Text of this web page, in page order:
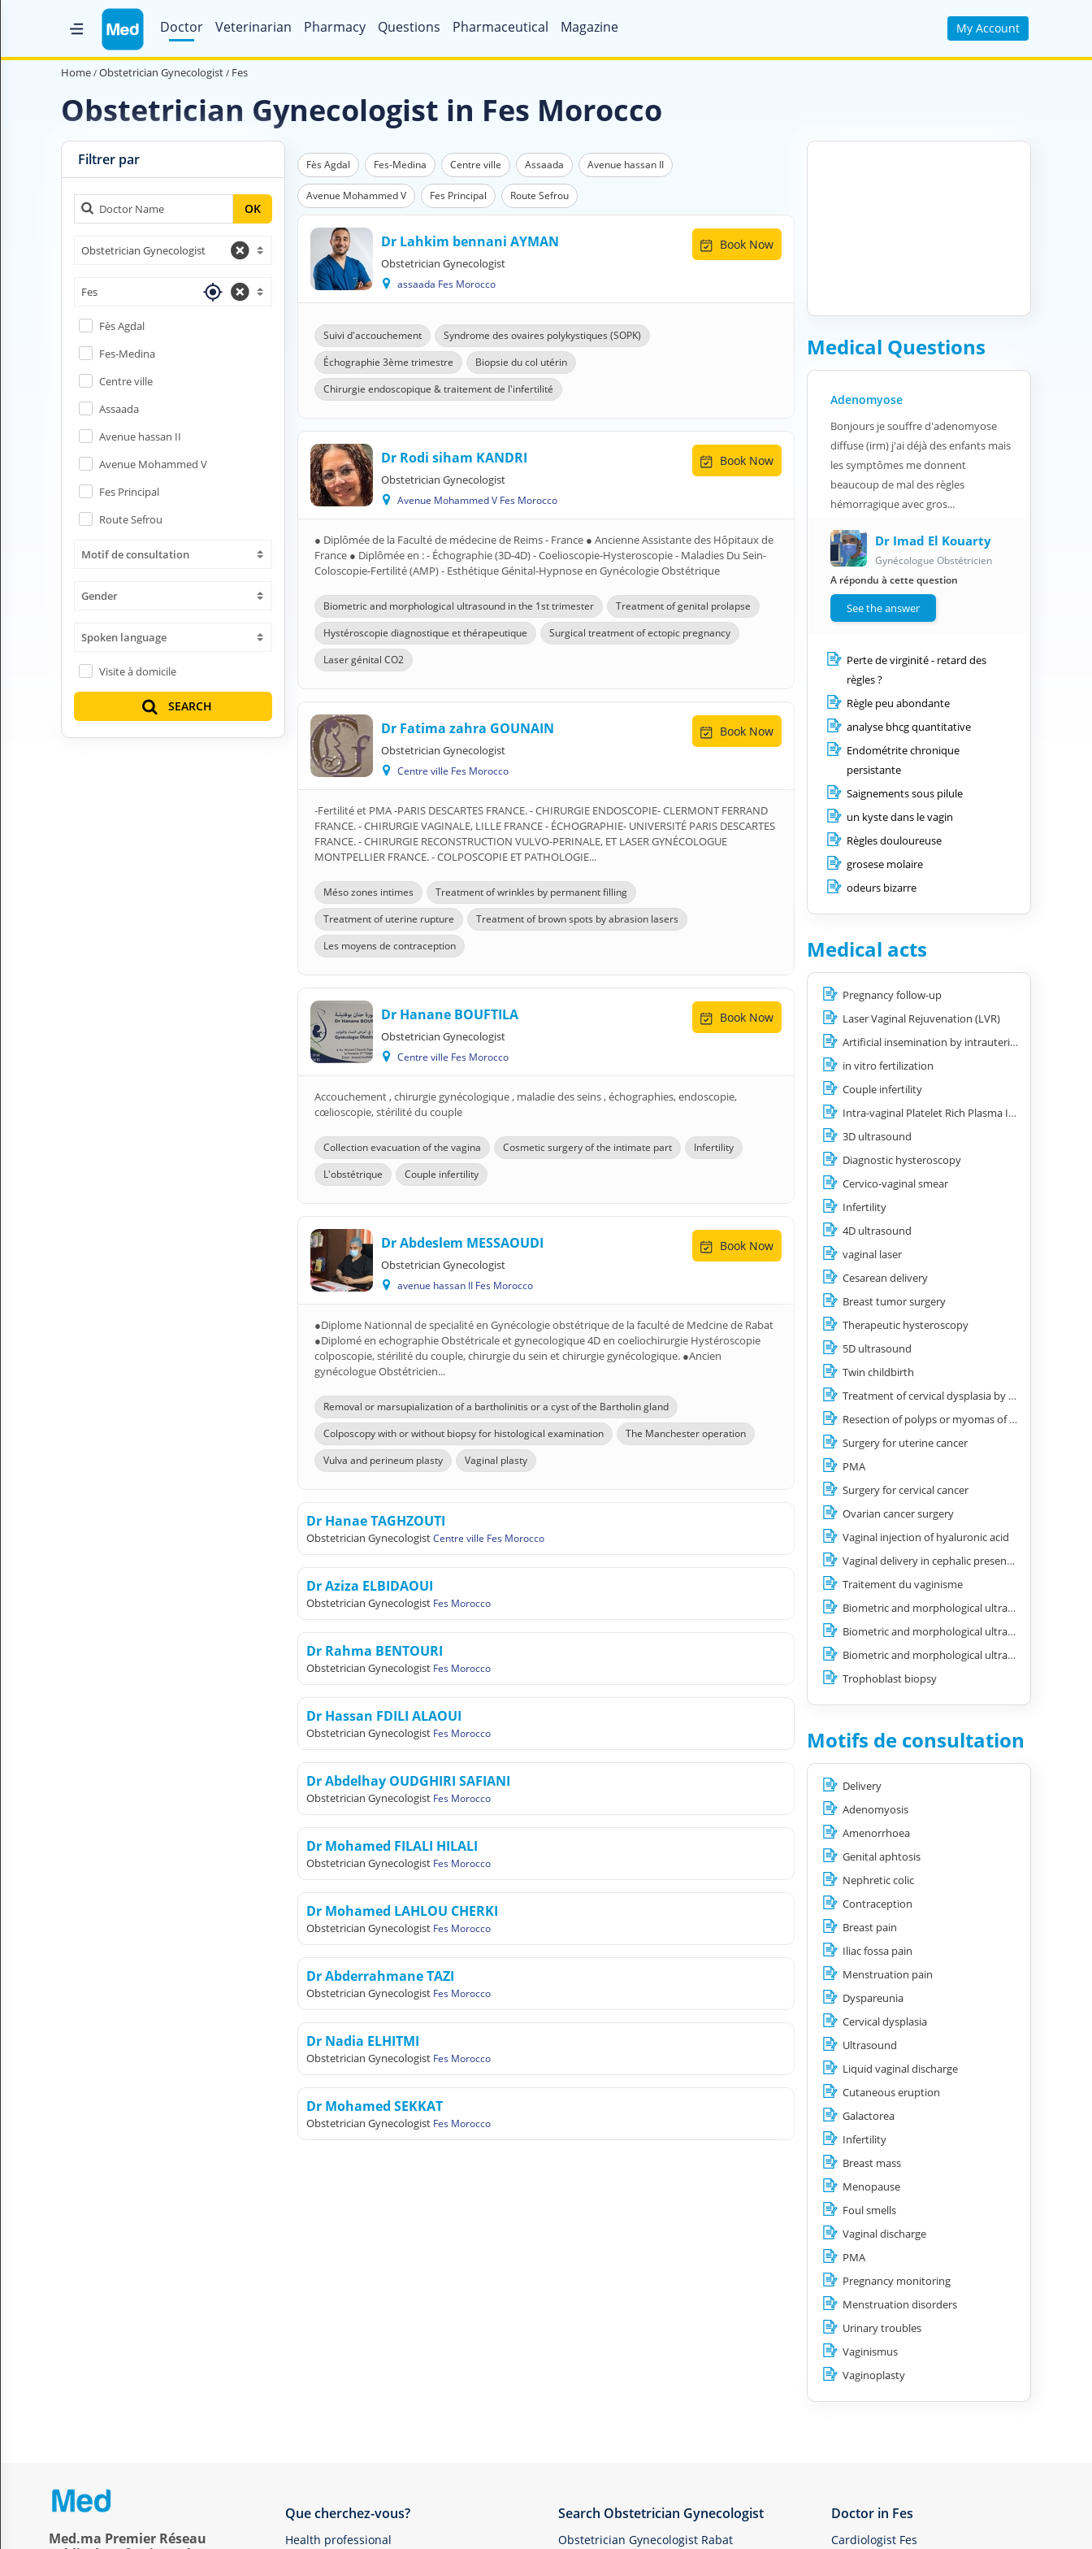
Doctor Veterinarian Pharmacy Questions Pharmaceutical Magazine
My Account
Home
Medical Magazine
Contact us
Health professional
Pharmacy
Pharmaceutical
Medical questions
Veterinarian
Home Obstetrician Gynecologist Fes
Obstetrician Gynecologist in Fes Morocco
Filtrer par
OK
Obstetrician Gynecologist
Fes
Fès Agdal
Fes-Medina
Centre ville
Assaada
Avenue hassan II
Avenue Mohammed V
Fes Principal
Route Sefrou
Motif de consultation
Gender
Spoken language
Visite à domicile
SEARCH
Fès Agdal Fes-Medina Centre ville Assaada Avenue hassan II
Avenue Mohammed V Fes Principal Route Sefrou
Dr Lahkim bennani AYMAN
Obstetrician Gynecologist
assaada Fes Morocco
Book Now
Suivi d'accouchement
Syndrome des ovaires polykystiques (SOPK)
Échographie 3ème trimestre
Biopsie du col utérin
Chirurgie endoscopique & traitement de l'infertilité
Dr Rodi siham KANDRI
Obstetrician Gynecologist
Avenue Mohammed V Fes Morocco
Book Now
● Diplômée de la Faculté de médecine de Reims - France ● Ancienne Assistante des Hôpitaux de
France ● Diplômée en : - Échographie (3D-4D) - Coelioscopie-Hysteroscopie - Maladies Du Sein-
Coloscopie-Fertilité (AMP) - Esthétique Génital-Hypnose en Gynécologie Obstétrique
Biometric and morphological ultrasound in the 1st trimester
Treatment of genital prolapse
Hystéroscopie diagnostique et thérapeutique
Surgical treatment of ectopic pregnancy
Laser génital CO2
Dr Fatima zahra GOUNAIN
Obstetrician Gynecologist
Centre ville Fes Morocco
Book Now
-Fertilité et PMA -PARIS DESCARTES FRANCE. - CHIRURGIE ENDOSCOPIE- CLERMONT FERRAND
FRANCE. - CHIRURGIE VAGINALE, LILLE FRANCE - ÉCHOGRAPHIE- UNIVERSITÉ PARIS DESCARTES
FRANCE. - CHIRURGIE RECONSTRUCTION VULVO-PERINALE, ET LASER GYNÉCOLOGUE
MONTPELLIER FRANCE. - COLPOSCOPIE ET PATHOLOGIE...
Méso zones intimes
Treatment of wrinkles by permanent filling
Treatment of uterine rupture
Treatment of brown spots by abrasion lasers
Les moyens de contraception
Dr Hanane BOUFTILA
Obstetrician Gynecologist
Centre ville Fes Morocco
Book Now
Accouchement , chirurgie gynécologique , maladie des seins , échographies, endoscopie,
cœlioscopie, stérilité du couple
Collection evacuation of the vagina Cosmetic surgery of the intimate part
Infertility
L'obstétrique
Couple infertility
Dr Abdeslem MESSAOUDI
Obstetrician Gynecologist
avenue hassan II Fes Morocco
Book Now
●Diplome Nationnal de specialité en Gynécologie obstétrique de la faculté de Medcine de Rabat
●Diplomé en echographie Obstétricale et gynecologique 4D en coeliochirurgie Hystéroscopie
colposcopie, stérilité du couple, chirurgie du sein et chirurgie gynécologique. ●Ancien
gynécologue Obstétricien...
Removal or marsupialization of a bartholinitis or a cyst of the Bartholin gland
Colposcopy with or without biopsy for histological examination
The Manchester operation
Vulva and perineum plasty
Vaginal plasty
Dr Hanae TAGHZOUTI
Obstetrician GynecologistCentre ville Fes Morocco
Dr Aziza ELBIDAOUI
Obstetrician Gynecologist Fes Morocco
Dr Rahma BENTOURI
Obstetrician Gynecologist Fes Morocco
Dr Hassan FDILI ALAOUI
Obstetrician Gynecologist Fes Morocco
Dr Abdelhay OUDGHIRI SAFIANI
Obstetrician Gynecologist Fes Morocco
Dr Mohamed FILALI HILALI
Obstetrician Gynecologist Fes Morocco
Dr Mohamed LAHLOU CHERKI
Obstetrician Gynecologist Fes Morocco
Dr Abderrahmane TAZI
Obstetrician Gynecologist Fes Morocco
Dr Nadia ELHITMI
Obstetrician Gynecologist Fes Morocco
Dr Mohamed SEKKAT
Obstetrician Gynecologist Fes Morocco
Medical Questions
Adenomyose
Bonjours je souffre d'adenomyose
diffuse (irm) j'ai déjà des enfants mais
les symptômes me donnent
beaucoup de mal des règles
hémorragique avec gros...
Dr Imad El Kouarty
Gynécologue Obstétricien
A répondu à cette question
See the answer
Perte de virginité - retard des
règles ?
Règle peu abondante
analyse bhcg quantitative
Endométrite chronique
persistante
Saignements sous pilule
un kyste dans le vagin
Règles douloureuse
grosese molaire
odeurs bizarre
Medical acts
Pregnancy follow-up
Laser Vaginal Rejuvenation (LVR)
Artificial insemination by intrauterine or intra-cervical route
in vitro fertilization
Couple infertility
Intra-vaginal Platelet Rich Plasma Injection
3D ultrasound
Diagnostic hysteroscopy
Cervico-vaginal smear
Infertility
4D ultrasound
vaginal laser
Cesarean delivery
Breast tumor surgery
Therapeutic hysteroscopy
5D ultrasound
Twin childbirth
Treatment of cervical dysplasia by simple laser vaporization or electrocoagulation
Resection of polyps or myomas of the uterus
Surgery for uterine cancer
PMA
Surgery for cervical cancer
Ovarian cancer surgery
Vaginal injection of hyaluronic acid
Vaginal delivery in cephalic presentation
Traitement du vaginisme
Biometric and morphological ultrasound in the 1st trimester
Biometric and morphological ultrasound in the 2nd trimester
Biometric and morphological ultrasound in the 3rd trimester
Trophoblast biopsy
Motifs de consultation
Delivery
Adenomyosis
Amenorrhoea
Genital aphtosis
Nephretic colic
Contraception
Breast pain
Iliac fossa pain
Menstruation pain
Dyspareunia
Cervical dysplasia
Ultrasound
Liquid vaginal discharge
Cutaneous eruption
Galactorea
Infertility
Breast mass
Menopause
Foul smells
Vaginal discharge
PMA
Pregnancy monitoring
Menstruation disorders
Urinary troubles
Vaginismus
Vaginoplasty
Med.ma Premier Réseau
Que cherchez-vous?
Health professional
Search Obstetrician Gynecologist
Obstetrician Gynecologist Rabat
Doctor in Fes
Cardiologist Fes